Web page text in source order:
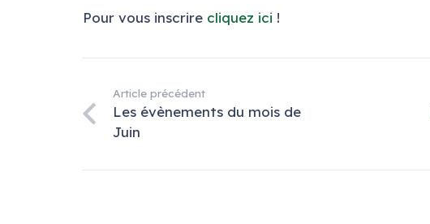
Pour vous inscrire cliquez ici !
Article précédent
Les évènements du mois de
Juin